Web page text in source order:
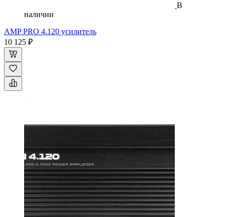
В
наличии
AMP PRO 4.120 усилитель
10 125 ₽